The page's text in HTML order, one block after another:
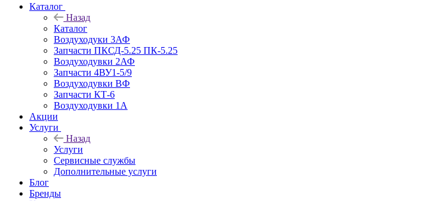
Каталог
Назад
Каталог
Воздуходуки 3АФ
Запчасти ПКСД-5.25 ПК-5.25
Воздуходувки 2АФ
Запчасти 4ВУ1-5/9
Воздуходувки ВФ
Запчасти КТ-6
Воздуходувки 1А
Акции
Услуги
Назад
Услуги
Сервисные службы
Дополнительные услуги
Блог
Бренды